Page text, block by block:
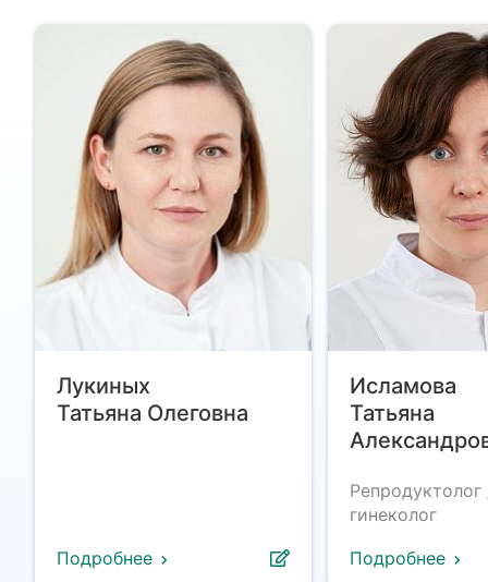
Лукиных
Татьяна Олеговна
Подробнее
Исламова
Татьяна
гинеколог
Подробнее